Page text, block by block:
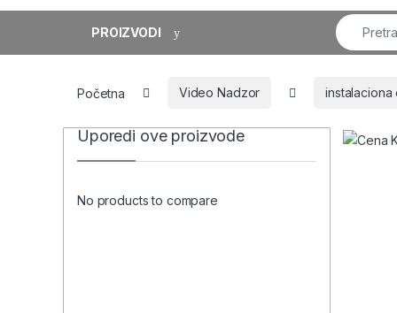
PROIZVODI
Search
Početna Video Nadzor
Uporedi ove proizvode
No products to compare